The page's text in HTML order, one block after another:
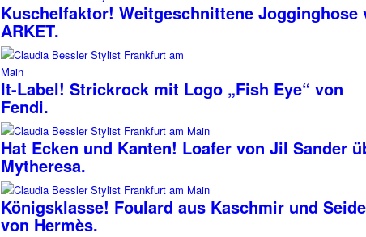
Kuschelfaktor! Weitgeschnittene Jogginghose
ARKET.
It-Label! Strickrock mit Logo „Fish Eye“ von
Fendi.
Hat Ecken und Kanten! Loafer von Jil Sander
Mytheresa.
Königsklasse! Foulard aus Kaschmir und Seide
von Hermès.